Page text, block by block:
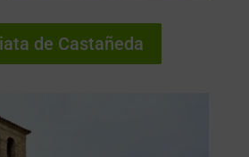
de Castañeda